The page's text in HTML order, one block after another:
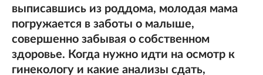
выписавшись из роддома, молодая мама
погружается в заботы о малыше,
совершенно забывая о собственном
здоровье. Когда нужно идти на осмотр к
гинекологу и какие анализы сдать,